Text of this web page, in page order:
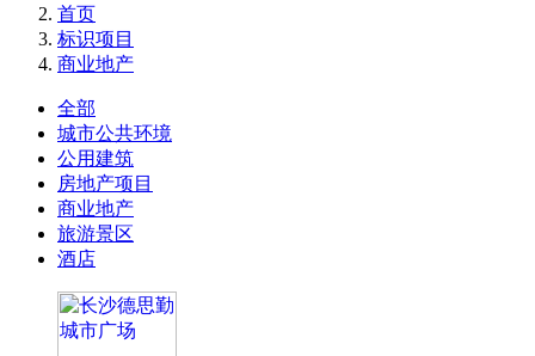
首页
标识项目
商业地产
全部
城市公共环境
公用建筑
房地产项目
商业地产
旅游景区
酒店